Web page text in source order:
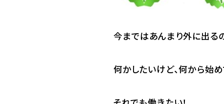
今まではあんまり外に出るの
何かしたいけど、何から始め